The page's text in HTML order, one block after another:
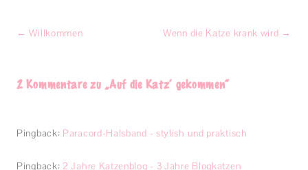
Beitragsnavigation
← Willkommen Wenn die Katze krank wird →
2 Kommentare zu „Auf die Katz‘ gekommen“
Pingback: Paracord-Halsband - stylish und praktisch
Pingback: 2 Jahre Katzenblog - 3 Jahre Blogkatzen